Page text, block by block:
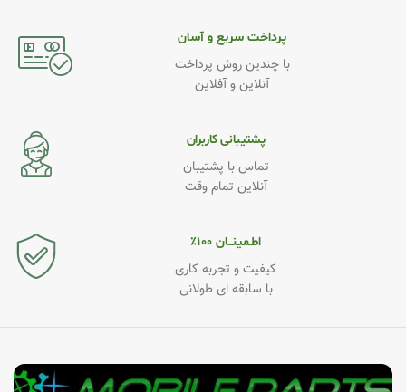
پرداخت سریع و آسان
با چندین روش پرداخت
آنلاین و آفلاین
پشتیبانی کاربران
تماس با پشتیبان
آنلاین تمام وقت
اطـمینــان ۱۰۰٪
کیفیت و تجربه کاری
با سابقه ای طولانی